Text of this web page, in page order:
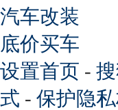
汽车改装
底价买车
设置首页 -
式 - 保护隐